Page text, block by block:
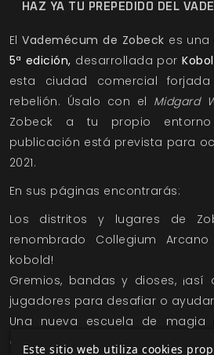
HAZ YA TU PREPEDIDO DEL
ElVademécum de Zobeck es una
5ª edición, desarrollada por
esta ciudad comercial
rebelión. Úsalo con el Midgard
Zobeck a tu propio
publicación está prevista para
2021.
En sus páginas encontrarás:
Los distritos y lugares de
renombrado Collegium
kobold!
Gremios, bandas y dioses,
jugadores para desafiar o
Una nueva escuela de magia
objetos mágicos, ¡incluyendo la
Este sitio web utiliza cookies